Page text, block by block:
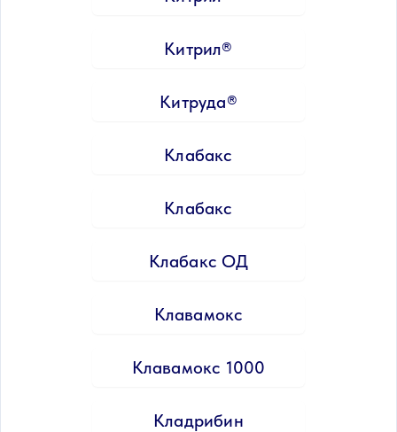
Китрил®
Китруда®
Клабакс
Клабакс
Клабакс ОД
Клавамокс
Клавамокс 1000
Кладрибин